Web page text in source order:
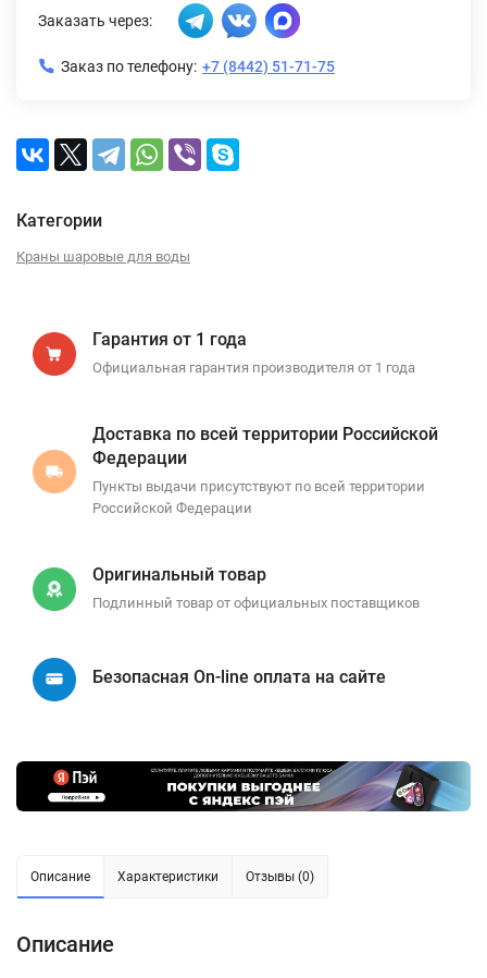
Заказать через:
Заказ по телефону: +7 (8442) 51-71-75
Категории
Краны шаровые для воды
Гарантия от 1 года
Официальная гарантия производителя от 1 года
Доставка по всей территории Российской
Федерации
Пункты выдачи присутствуют по всей территории
Российской Федерации
Оригинальный товар
Подлинный товар от официальных поставщиков
Безопасная On-line оплата на сайте
Описание Характеристики Отзывы (0)
Описание